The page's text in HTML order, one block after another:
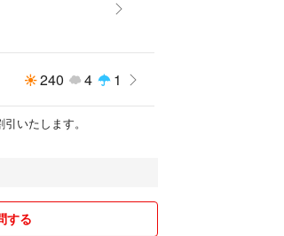
240 4 1
いたします。
する